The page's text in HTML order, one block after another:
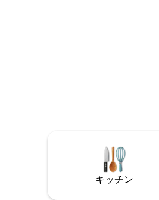
ヒー＆トルココーヒーメー
キッチン